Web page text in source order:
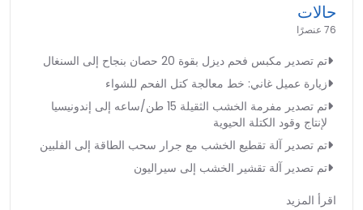
حالات
76 عنصرًا
تم تصدير مكبس فحم ديزل بقوة 20 حصان بنجاح إلى السنغال
زيارة عميل غاني: خط معالجة كتل الفحم للشواء
تم تصدير مفرمة الخشب الثقيلة 15 طن/ساعه إلى إندونيسيا
لإنتاج وقود الكتلة الحيوية
تم تصدير آلة تقطيع الخشب مع جرار سحب الطاقة إلى الفلبين
تم تصدير آلة تقشير الخشب إلى سيراليون
اقرأ المزيد